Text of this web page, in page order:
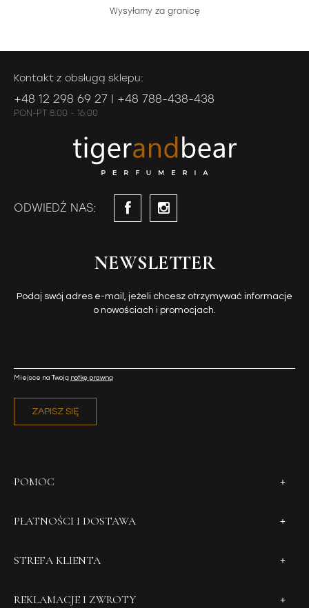
Wysyłamy za granicę
Kontakt z obsługą sklepu:
+48 12 298 69 27 | +48 788-438-438
PON-PT 8:00 - 16:00
ODWIEDŹ NAS:
NEWSLETTER
Podaj swój adres e-mail, jeżeli chcesz otrzymywać informacje
o nowościach i promocjach.
ZAPISZ SIĘ
Miejsce na Twoją notkę prawną
POMOC
PŁATNOŚCI I DOSTAWA
STREFA KLIENTA
REKLAMACJE I ZWROTY